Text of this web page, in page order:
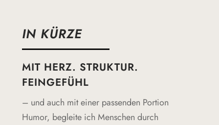
IN KÜRZE
MIT HERZ. STRUKTUR.
FEINGEFÜHL
– und auch mit einer passenden Portion
Humor, begleite ich Menschen durch